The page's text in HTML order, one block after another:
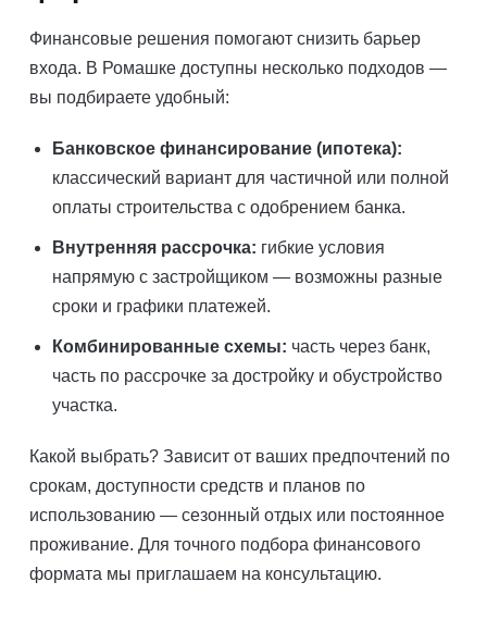
Финансовые решения помогают снизить барьер
входа. В Ромашке доступны несколько подходов —
вы подбираете удобный:
Банковское финансирование (ипотека):
классический вариант для частичной или полной
оплаты строительства с одобрением банка.
Внутренняя рассрочка: гибкие условия
напрямую с застройщиком — возможны разные
сроки и графики платежей.
Комбинированные схемы: часть через банк,
часть по рассрочке за достройку и обустройство
участка.
Какой выбрать? Зависит от ваших предпочтений по
срокам, доступности средств и планов по
использованию — сезонный отдых или постоянное
проживание. Для точного подбора финансового
формата мы приглашаем на консультацию.